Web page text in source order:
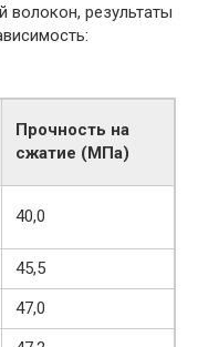
волокон, результаты
Прочность на
сжатие (МПа)
40,0
45,5
47,0